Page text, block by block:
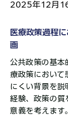
2025年12月16
医療政策過程
画
公共政策の基本
療政策において
にくい背景を説
経験、政策の質
意義を考えます